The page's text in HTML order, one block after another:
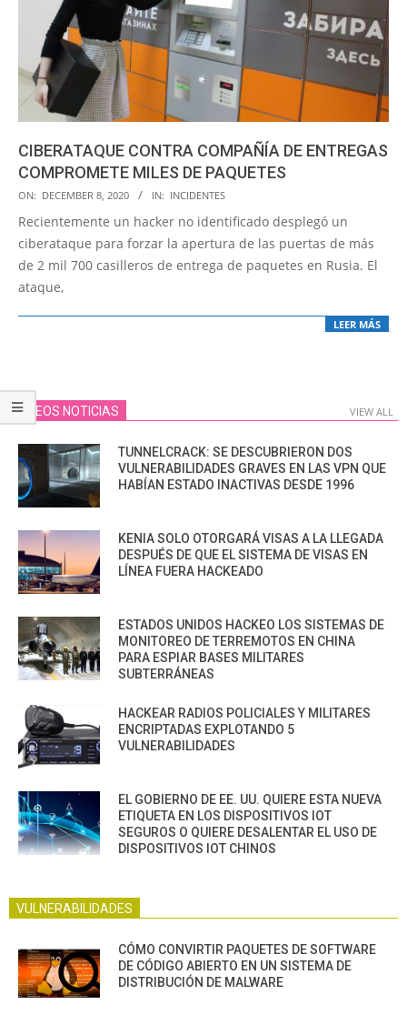
CIBERATAQUE CONTRA COMPAÑÍA DE ENTREGAS
COMPROMETE MILES DE PAQUETES
2020-
12-
08
ON: DECEMBER 8, 2020 IN: INCIDENTES
Recientemente un hacker no identificado desplegó un
ciberataque para forzar la apertura de las puertas de más
de 2 mil 700 casilleros de entrega de paquetes en Rusia. El
ataque,
LEER MÁS
VIDEOS NOTICIAS VIEW ALL
TUNNELCRACK: SE DESCUBRIERON DOS
VULNERABILIDADES GRAVES EN LAS VPN QUE
HABÍAN ESTADO INACTIVAS DESDE 1996
KENIA SOLO OTORGARÁ VISAS A LA LLEGADA
DESPUÉS DE QUE EL SISTEMA DE VISAS EN
LÍNEA FUERA HACKEADO
ESTADOS UNIDOS HACKEO LOS SISTEMAS DE
MONITOREO DE TERREMOTOS EN CHINA
PARA ESPIAR BASES MILITARES
SUBTERRÁNEAS
HACKEAR RADIOS POLICIALES Y MILITARES
ENCRIPTADAS EXPLOTANDO 5
VULNERABILIDADES
EL GOBIERNO DE EE. UU. QUIERE ESTA NUEVA
ETIQUETA EN LOS DISPOSITIVOS IOT
SEGUROS O QUIERE DESALENTAR EL USO DE
DISPOSITIVOS IOT CHINOS
VULNERABILIDADES
CÓMO CONVIRTIR PAQUETES DE SOFTWARE
DE CÓDIGO ABIERTO EN UN SISTEMA DE
DISTRIBUCIÓN DE MALWARE